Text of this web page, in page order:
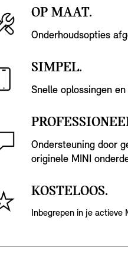
OP MAAT.
Onderhoudsopties
SIMPEL.
Snelle oplossingen
Ondersteuning door
originele MINI
KOSTELOOS.
Inbegrepen in je actieve